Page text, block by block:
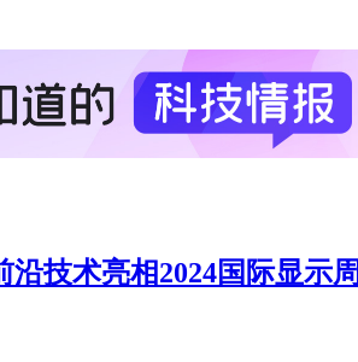
技术亮相2024国际显示周